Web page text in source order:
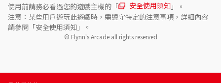
使用前請務必看過您的遊戲主機的「 安全使用須知 」。
注意：某些用戶遊玩此遊戲時，需遵守特定的注意事項，詳細內容
請參閱「安全使用須知」。
© Flynn's Arcade all rights reserved